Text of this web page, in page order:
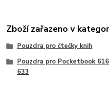
Zboží zařazeno v
Pouzdra pro čtečky knih
Pouzdra pro Pocketbook
633